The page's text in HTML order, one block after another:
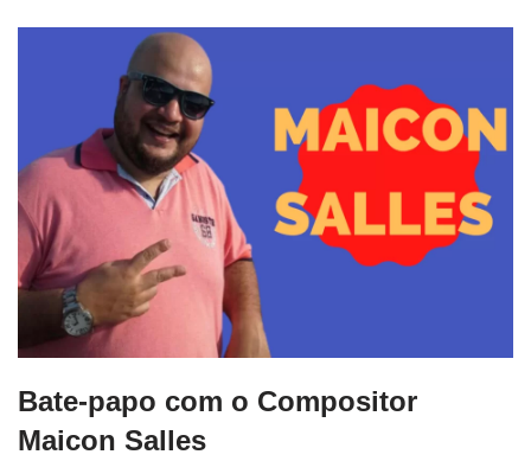
Bate-papo com o Compositor
Maicon Salles